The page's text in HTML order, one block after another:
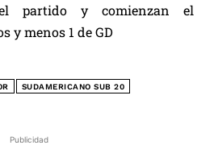
Publicidad
partido y comienzan el
y menos 1 de GD
SUDAMERICANO SUB 20